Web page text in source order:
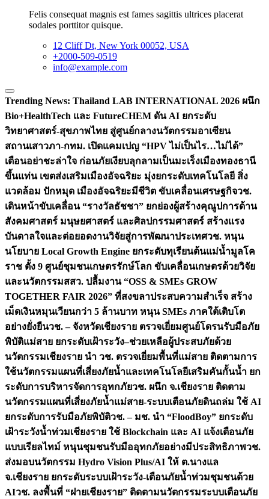
Felis consequat magnis est fames sagittis ultrices placerat
sodales porttitor quisque.
12 Cliff Dt, New York 00052, USA
+2000-509-0519
info@example.com
Trending News: Thailand LAB INTERNATIONAL 2026 ผนึก
Bio+HealthTech และ FutureCHEM ดัน AI ยกระดับ
วิทยาศาสตร์-สุขภาพไทย สู่ศูนย์กลางนวัตกรรมอาเซียน
สถานเสาวภา-กทม. เปิดแคมเปญ “HPV ไม่เป็นไร…ไม่ได้”
เตือนอย่าชะล่าใจ ก่อนภัยเงียบลุกลามเป็นมะเร็งเมืองทองธานี
ขึ้นแท่น เขตส่งเสริมเมืองอัจฉริยะ มุ่งยกระดับเทคโนโลยี สิ่ง
แวดล้อม ปักหมุด เมืองอัจฉริยะมีชีวิต ขับเคลื่อนเศรษฐกิจวช.
เดินหน้าขับเคลื่อน “รางวัลธัชชา” ยกย่องผู้สร้างคุณูปการด้าน
สังคมศาสตร์ มนุษยศาสตร์ และศิลปกรรมศาสตร์ สร้างแรง
บันดาลใจและต่อยอดงานวิจัยสู่การพัฒนาประเทศวช. หนุน
นโยบาย Local Growth Engine ยกระดับทุเรียนต้นแม่น้ำมูลโค
ราช ตั้ง 9 ศูนย์ชุมชนเกษตรรักษ์โลก ขับเคลื่อนเกษตรด้วยวิจัย
และนวัตกรรมสสว. ปลื้มงาน “OSS & SMEs GROW
TOGETHER FAIR 2026” ที่สงขลาประสบความสำเร็จ สร้าง
เม็ดเงินหมุนเวียนกว่า 5 ล้านบาท หนุน SMEs ภาคใต้เติบโต
อย่างยั่งยืนวช. – จังหวัดเชียงราย ตรวจเยี่ยมศูนย์โดรนรับมือภัย
พิบัติแม่สาย ยกระดับเฝ้าระวัง–ช่วยเหลือผู้ประสบภัยด้วย
นวัตกรรมเชียงราย นำ วช. ตรวจเยี่ยมพื้นที่แม่สาย ติดตามการ
ใช้นวัตกรรมแผนที่เสี่ยงภัยน้ำและเทคโนโลยีเสริมคันกั้นน้ำ ยก
ระดับการบริหารจัดการอุทกภัยวช. ผนึก จ.เชียงราย ติดตาม
นวัตกรรมแผนที่เสี่ยงภัยน้ำแม่สาย-ระบบเตือนภัยดินถล่ม ใช้ AI
ยกระดับการรับมือภัยพิบัติวช. – มช. นำ “FloodBoy” ยกระดับ
เฝ้าระวังน้ำท่วมเชียงราย ใช้ Blockchain และ AI แจ้งเตือนภัย
แบบเรียลไทม์ หนุนชุมชนรับมืออุทกภัยอย่างมีประสิทธิภาพวช.
ส่งมอบนวัตกรรม Hydro Vision Plus/AI ให้ ต.นางแล
จ.เชียงราย ยกระดับระบบเฝ้าระวัง-เตือนภัยน้ำท่วมชุมชนด้วย
AIวช. ลงพื้นที่ “ฝายเชียงราย” ติดตามนวัตกรรมระบบเตือนภัย